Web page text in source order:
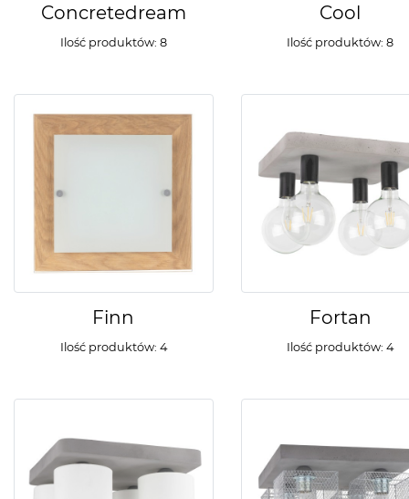
Concretedream
Ilość produktów: 8
Cool
Ilość produktów: 8
Finn
Ilość produktów: 4
Fortan
Ilość produktów: 4